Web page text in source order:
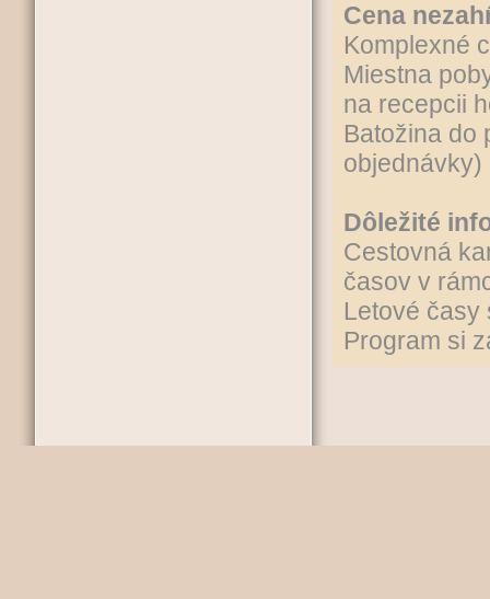
Cena
Komplexné
Miestna
na recepcii
Batožina do
objednávky)
Dôležité
Cestovná
časov v
Letové
Program si